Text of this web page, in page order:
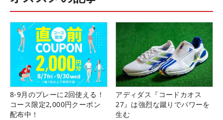
8-9月のプレーに2回使える！
コース限定2,000円クーポン
配布中！
アディダス『コードカオス
27』は強烈な蹴りでパワーを
生む